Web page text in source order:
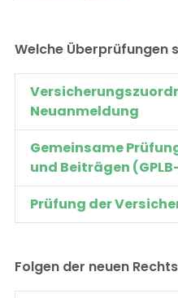
Welche Überprüfungen
Neuanmeldung
Gemeinsame
und Beiträgen
Prüfung der
Folgen der neuen